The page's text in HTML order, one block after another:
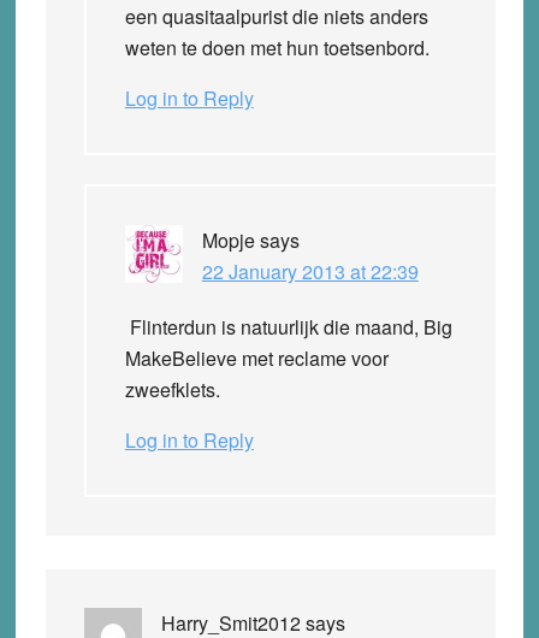
een quasitaalpurist die niets anders
weten te doen met hun toetsenbord.
Log in to Reply
Mopjesays
22 January 2013 at 22:39
Flinterdun is natuurlijk die maand, Big
MakeBelieve met reclame voor
zweefklets.
Log in to Reply
Harry_Smit2012says